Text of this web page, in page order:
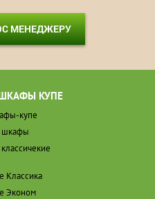
МЕНЕДЖЕРУ
КУПЕ
купе
шкафы
Классика
Эконом